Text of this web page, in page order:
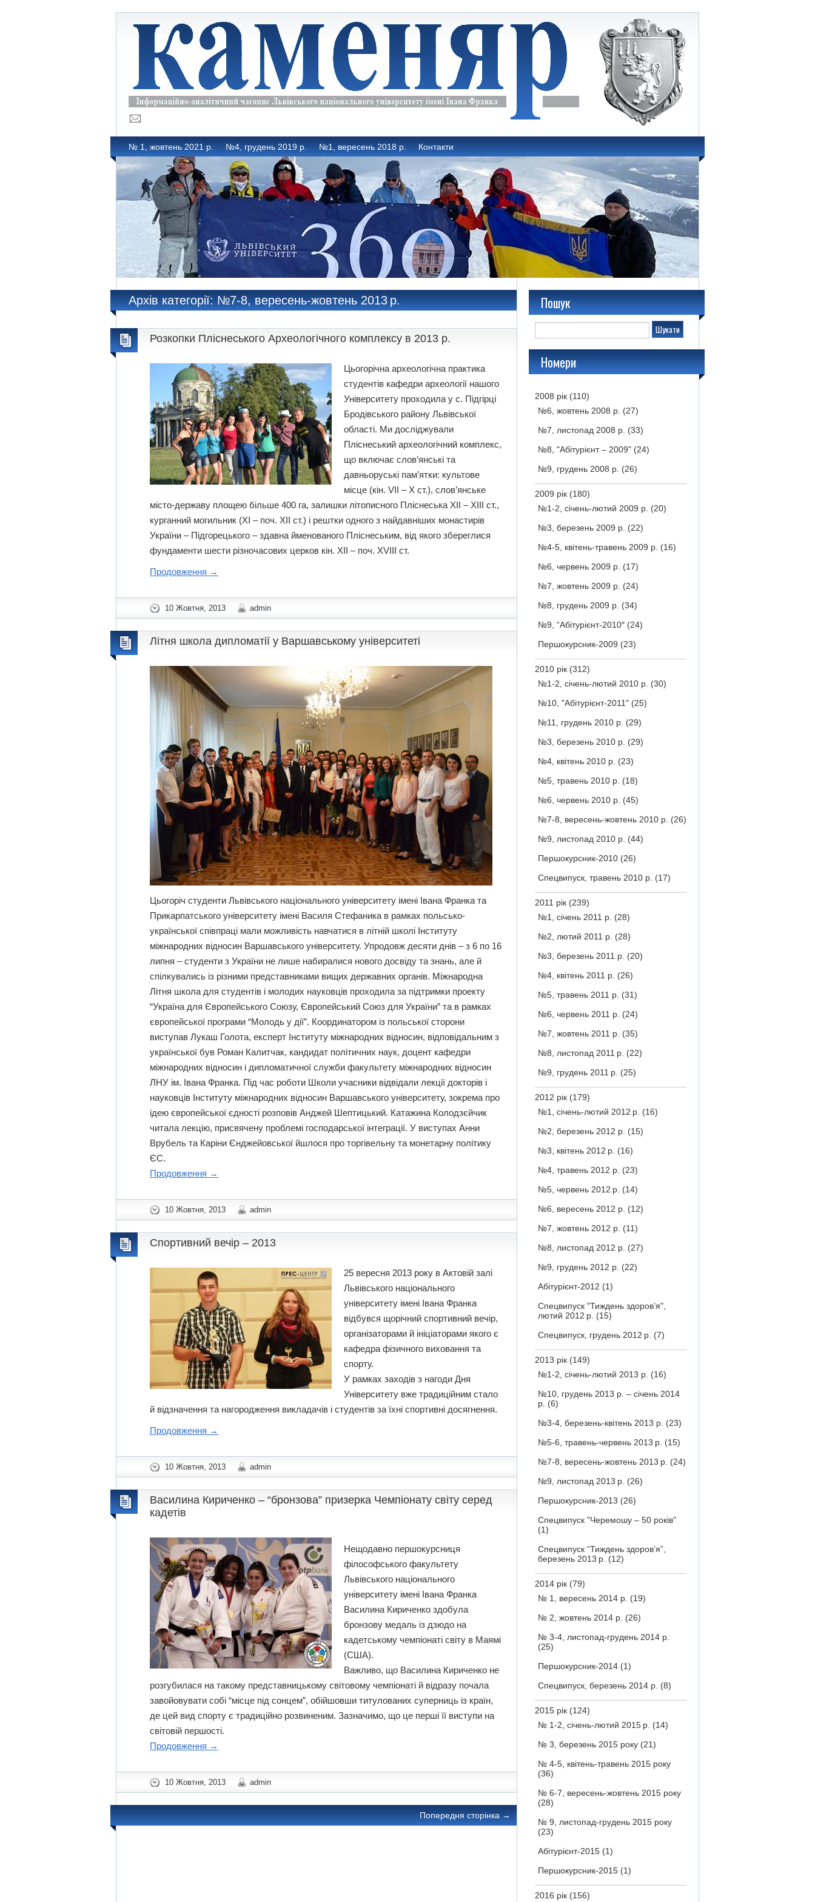
№ 1, жовтень 2021 р. №4, грудень 2019 р. №1, вересень 2018 р. Контакти
Архів категорії: №7-8, вересень-жовтень 2013 р.
Розкопки Пліснеського Археологічного комплексу в 2013 р.
Цьогорічна археологічна практика
студентів кафедри археології нашого
Університету проходила у с. Підгірці
Бродівського району Львівської
області. Ми досліджували
Пліснеський археологічний комплекс,
що включає слов’янські та
давньоруські пам’ятки: культове
місце (кін. VII – Х ст.), слов’янське
місто-державу площею більше 400 га, залишки літописного Пліснеська ХІІ – ХІІІ ст.,
курганний могильник (ХІ – поч. ХІІ ст.) і рештки одного з найдавніших монастирів
України – Підгорецького – здавна йменованого Пліснеським, від якого збереглися
фундаменти шести різночасових церков кін. ХІІ – поч. ХVIIІ ст.
Продовження →
10 Жовтня, 2013 admin
Літня школа дипломатії у Варшавському університеті
Цьогоріч студенти Львівського національного університету імені Івана Франка та
Прикарпатського університету імені Василя Стефаника в рамках польсько-
української співпраці мали можливість навчатися в літній школі Інституту
міжнародних відносин Варшавського університету. Упродовж десяти днів – з 6 по 16
липня – студенти з України не лише набиралися нового досвіду та знань, але й
спілкувались із різними представниками вищих державних органів. Міжнародна
Літня школа для студентів і молодих науковців проходила за підтримки проекту
“Україна для Європейського Союзу, Європейський Союз для України” та в рамках
європейської програми “Молодь у дії”. Координатором із польської сторони
виступав Лукаш Голота, експерт Інституту міжнародних відносин, відповідальним з
української був Роман Калитчак, кандидат політичних наук, доцент кафедри
міжнародних відносин і дипломатичної служби факультету міжнародних відносин
ЛНУ ім. Івана Франка. Під час роботи Школи учасники відвідали лекції докторів і
науковців Інституту міжнародних відносин Варшавського університету, зокрема про
ідею європейської єдності розповів Анджей Шептицький. Катажина Колодзєйчик
читала лекцію, присвячену проблемі господарської інтеграції. У виступах Анни
Врубель та Каріни Єнджейовської йшлося про торгівельну та монетарну політику
ЄС.
Продовження →
10 Жовтня, 2013 admin
Спортивний вечір – 2013
25 вересня 2013 року в Актовій залі
Львівського національного
університету імені Івана Франка
відбувся щорічний спортивний вечір,
організаторами й ініціаторами якого є
кафедра фізичного виховання та
спорту.
У рамках заходів з нагоди Дня
Університету вже традиційним стало
й відзначення та нагородження викладачів і студентів за їхні спортивні досягнення.
Продовження →
10 Жовтня, 2013 admin
Василина Кириченко – “бронзова” призерка Чемпіонату світу серед
кадетів
Нещодавно першокурсниця
філософського факультету
Львівського національного
університету імені Івана Франка
Василина Кириченко здобула
бронзову медаль із дзюдо на
кадетському чемпіонаті світу в Маямі
(США).
Важливо, що Василина Кириченко не
розгубилася на такому представницькому світовому чемпіонаті й відразу почала
завойовувати собі “місце під сонцем”, обійшовши титулованих суперниць із країн,
де цей вид спорту є традиційно розвиненим. Зазначимо, що це перші її виступи на
світовій першості.
Продовження →
10 Жовтня, 2013 admin
Попередня сторінка→
Пошук
Номери
2008 рік (110)
№6, жовтень 2008 р. (27)
№7, листопад 2008 р. (33)
№8, "Абітурієнт – 2009" (24)
№9, грудень 2008 р. (26)
2009 рік (180)
№1-2, січень-лютий 2009 р. (20)
№3, березень 2009 р. (22)
№4-5, квітень-травень 2009 р. (16)
№6, червень 2009 р. (17)
№7, жовтень 2009 р. (24)
№8, грудень 2009 р. (34)
№9, “Абітурієнт-2010″ (24)
Першокурсник-2009 (23)
2010 рік (312)
№1-2, січень-лютий 2010 р. (30)
№10, "Абітурієнт-2011" (25)
№11, грудень 2010 р. (29)
№3, березень 2010 р. (29)
№4, квітень 2010 р. (23)
№5, травень 2010 р. (18)
№6, червень 2010 р. (45)
№7-8, вересень-жовтень 2010 р. (26)
№9, листопад 2010 р. (44)
Першокурсник-2010 (26)
Спецвипуск, травень 2010 р. (17)
2011 рік (239)
№1, січень 2011 р. (28)
№2, лютий 2011 р. (28)
№3, березень 2011 р. (20)
№4, квітень 2011 р. (26)
№5, травень 2011 р. (31)
№6, червень 2011 р. (24)
№7, жовтень 2011 р. (35)
№8, листопад 2011 р. (22)
№9, грудень 2011 р. (25)
2012 рік (179)
№1, січень-лютий 2012 р. (16)
№2, березень 2012 р. (15)
№3, квітень 2012 р. (16)
№4, травень 2012 р. (23)
№5, червень 2012 р. (14)
№6, вересень 2012 р. (12)
№7, жовтень 2012 р. (11)
№8, листопад 2012 р. (27)
№9, грудень 2012 р. (22)
Абітурієнт-2012 (1)
Спецвипуск "Тиждень здоров’я",
лютий 2012 р. (15)
Спецвипуск, грудень 2012 р. (7)
2013 рік (149)
№1-2, січень-лютий 2013 р. (16)
№10, грудень 2013 р. – січень 2014
р. (6)
№3-4, березень-квітень 2013 р. (23)
№5-6, травень-червень 2013 р. (15)
№7-8, вересень-жовтень 2013 р. (24)
№9, листопад 2013 р. (26)
Першокурсник-2013 (26)
Спецвипуск "Черемошу – 50 років"
(1)
Спецвипуск “Тиждень здоров’я”,
березень 2013 р. (12)
2014 рік (79)
№ 1, вересень 2014 р. (19)
№ 2, жовтень 2014 р. (26)
№ 3-4, листопад-грудень 2014 р.
(25)
Першокурсник-2014 (1)
Спецвипуск, березень 2014 р. (8)
2015 рік (124)
№ 1-2, січень-лютий 2015 р. (14)
№ 3, березень 2015 року (21)
№ 4-5, квітень-травень 2015 року
(36)
№ 6-7, вересень-жовтень 2015 року
(28)
№ 9, листопад-грудень 2015 року
(23)
Абітурієнт-2015 (1)
Першокурсник-2015 (1)
2016 рік (156)